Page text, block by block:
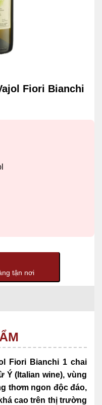
Fiori Bianchi
tận nơi
Fiori Bianchi 1 chai
Ý (Italian wine), vùng
thơm ngon độc đáo,
cao trên thị trường